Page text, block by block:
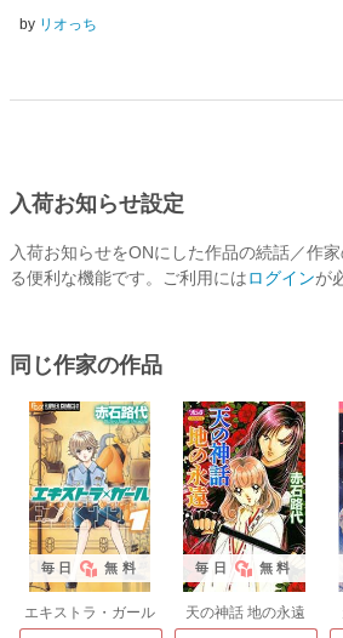
by リオっち
入荷お知らせ設定
入荷お知らせをONにした作品の続話／作
る便利な機能です。ご利用にはログインが
同じ作家の作品
毎日 無料
エキストラ・ガール
毎日 無料
天の神話 地の永遠